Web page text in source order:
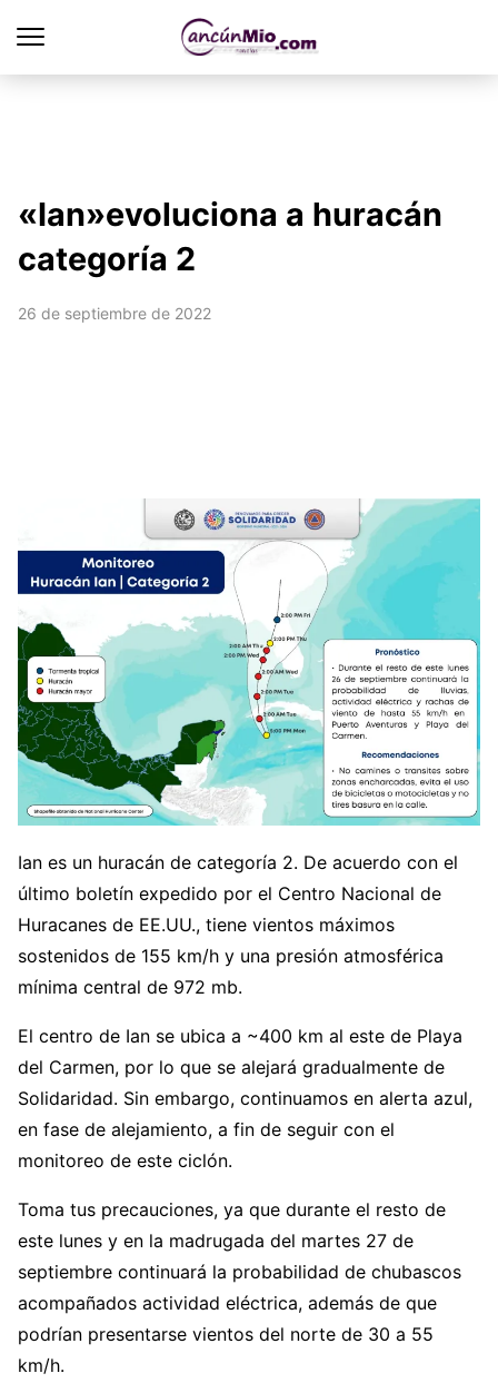
«Ian»evoluciona a huracán
categoría 2
26 de septiembre de 2022
Ian es un huracán de categoría 2. De acuerdo con el
último boletín expedido por el Centro Nacional de
Huracanes de EE.UU., tiene vientos máximos
sostenidos de 155 km/h y una presión atmosférica
mínima central de 972 mb.
El centro de Ian se ubica a ~400 km al este de Playa
del Carmen, por lo que se alejará gradualmente de
Solidaridad. Sin embargo, continuamos en alerta azul,
en fase de alejamiento, a fin de seguir con el
monitoreo de este ciclón.
Toma tus precauciones, ya que durante el resto de
este lunes y en la madrugada del martes 27 de
septiembre continuará la probabilidad de chubascos
acompañados actividad eléctrica, además de que
podrían presentarse vientos del norte de 30 a 55
km/h.